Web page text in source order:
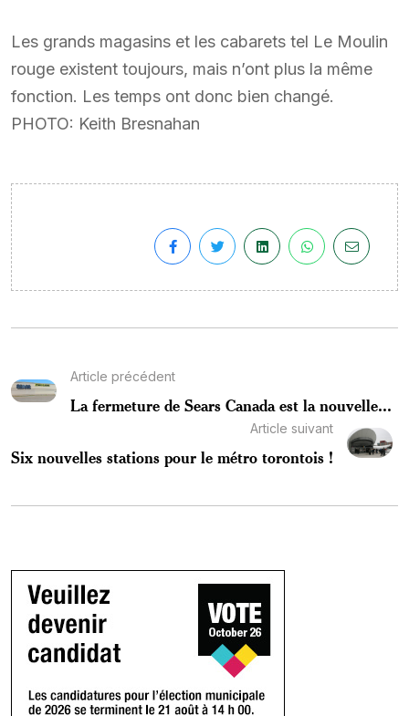
Les grands magasins et les cabarets tel Le Moulin
rouge existent toujours, mais n’ont plus la même
fonction. Les temps ont donc bien changé.
PHOTO: Keith Bresnahan
Article précédent
La fermeture de Sears Canada est la nouvelle...
Article suivant
Six nouvelles stations pour le métro torontois !